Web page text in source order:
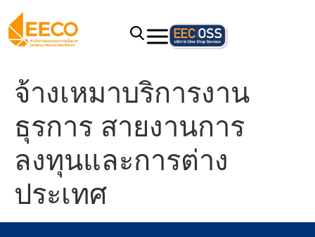
จ้างเหมาบริการงาน
ธุรการ สายงานการ
ลงทุนและการต่าง
ประเทศ